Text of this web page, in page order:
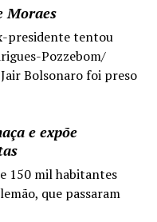
Moraes
presidente tentou
Pozzebom/
Bolsonaro foi preso
e expõe
150 mil habitantes
que passaram